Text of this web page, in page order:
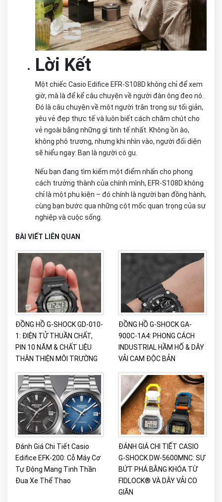
Lời Kết
Một chiếc Casio Edifice EFR-S108D không chỉ để xem
giờ, mà là để kể câu chuyện về người đàn ông đeo nó.
Đó là câu chuyện về một người trân trọng sự tối giản,
yêu vẻ đẹp thực tế và luôn biết cách chăm chút cho
vẻ ngoài bằng những gì tinh tế nhất. Không ồn ào,
không phô trương, nhưng khi nhìn vào, người đối diện
sẽ hiểu ngay: Bạn là người có gu.
Nếu bạn đang tìm kiếm một điểm nhấn cho phong
cách trưởng thành của chính mình, EFR-S108D không
chỉ là một phụ kiện – đó chính là người bạn đồng hành,
cùng bạn bước qua những cột mốc quan trọng của sự
nghiệp và cuộc sống.
BÀI VIẾT LIÊN QUAN
ĐỒNG HỒ G-SHOCK GD-010-
1: ĐIỆN TỬ THUẦN CHẤT,
PIN 10 NĂM & CHẤT LIỆU
THÂN THIỆN MÔI TRƯỜNG
ĐỒNG HỒ G-SHOCK GA-
900C-1A4: PHONG CÁCH
INDUSTRIAL HẦM HỐ & DÂY
VẢI CAM ĐỘC BẢN
Đánh Giá Chi Tiết Casio
Edifice EFK-200: Cỗ Máy Cơ
Tự Động Mang Tinh Thần
Đua Xe Thể Thao
ĐÁNH GIÁ CHI TIẾT CASIO
G-SHOCK DW-5600MNC: SỰ
BỨT PHÁ BẰNG KHÓA TỪ
FIDLOCK® VÀ DÂY VẢI CO
GIÃN